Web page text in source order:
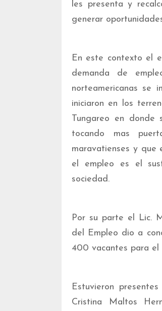
les presenta y
generar
En este contexto el
demanda de
norteamericanas se
iniciaron en los
Tungareo en donde
tocando mas
maravatienses y
el empleo es el
sociedad.
Por su parte el Lic.
del Empleo dio a
400 vacantes para el
Estuvieron
Cristina Maltos